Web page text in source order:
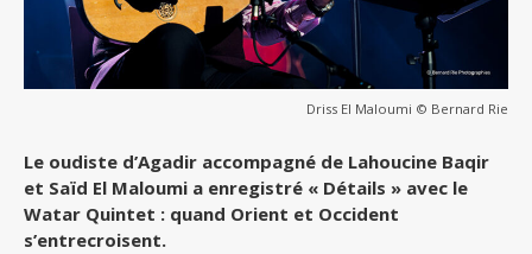
Driss El Maloumi © Bernard Rie
Le oudiste d’Agadir accompagné de Lahoucine Baqir
et Saïd El Maloumi a enregistré « Détails » avec le
Watar Quintet : quand Orient et Occident
s’entrecroisent.